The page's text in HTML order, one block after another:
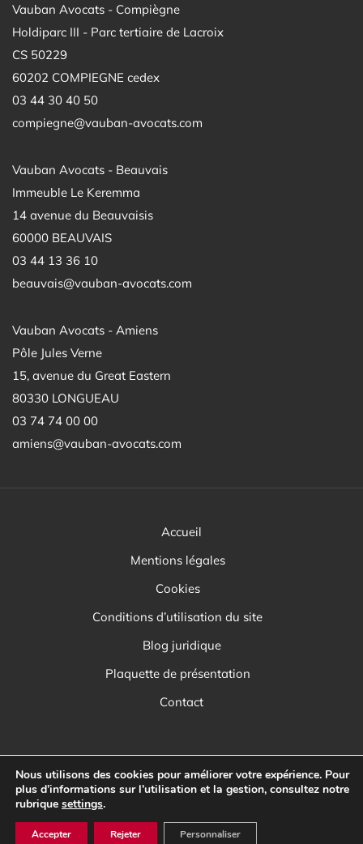
Vauban Avocats - Compiègne
Holdiparc III - Parc tertiaire de Lacroix
CS 50229
60202 COMPIEGNE cedex
03 44 30 40 50
compiegne@vauban-avocats.com
Vauban Avocats - Beauvais
Immeuble Le Keremma
14 avenue du Beauvaisis
60000 BEAUVAIS
03 44 13 36 10
beauvais@vauban-avocats.com
Vauban Avocats - Amiens
Pôle Jules Verne
15, avenue du Great Eastern
80330 LONGUEAU
03 74 74 00 00
amiens@vauban-avocats.com
Accueil
Mentions légales
Cookies
Conditions d’utilisation du site
Blog juridique
Plaquette de présentation
Contact
Nous utilisons des cookies pour améliorer votre expérience. Pour
plus d’informations sur l'utilisation et la gestion, consultez notre
rubrique settings.
Accepter Rejeter Personnaliser